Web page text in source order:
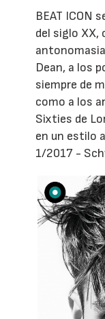
BEAT ICON
del siglo XX,
Dean, a los
siempre de
como a los
Sixties de
en un estilo
1/2017 -